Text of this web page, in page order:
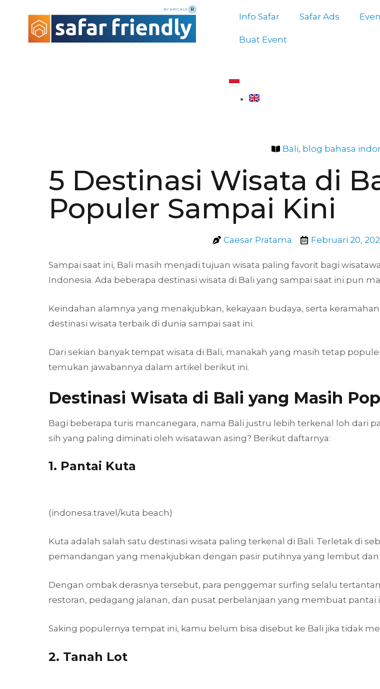
Info Safar Safar Ads
Buat Event
Bali, blog bahasa
5 Destinasi Wisata di
Populer Sampai Kini
Caesar Pratama Februari 20,
Sampai saat ini, Bali masih menjadi tujuan wisata paling favorit bagi
Indonesia. Ada beberapa destinasi wisata di Bali yang sampai saat ini pun
Keindahan alamnya yang menakjubkan, kekayaan budaya, serta
destinasi wisata terbaik di dunia sampai saat ini.
Dari sekian banyak tempat wisata di Bali, manakah yang masih tetap
temukan jawabannya dalam artikel berikut ini.
Destinasi Wisata di Bali yang Masih
Bagi beberapa turis mancanegara, nama Bali justru lebih terkenal loh dari
sih yang paling diminati oleh wisatawan asing? Berikut daftarnya:
1. Pantai Kuta
(indonesa.travel/kuta beach)
Kuta adalah salah satu destinasi wisata paling terkenal di Bali. Terletak di
pemandangan yang menakjubkan dengan pasir putihnya yang lembut
Dengan ombak derasnya tersebut, para penggemar surfing selalu
restoran, pedagang jalanan, dan pusat perbelanjaan yang membuat pantai
Saking populernya tempat ini, kamu belum bisa disebut ke Bali jika tidak
2. Tanah Lot